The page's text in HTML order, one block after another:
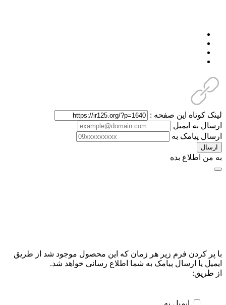
لینک کوتاه این صفحه :
ارسال به ایمیل
ارسال پیامک به
ارسال
به من اطلاع بده
با پر کردن فرم زیر هر زمان که این محصول موجود شد از طریق
ایمیل یا ارسال پیامک به شما اطلاع رسانی خواهد شد.
از طریق:
ایمیل به